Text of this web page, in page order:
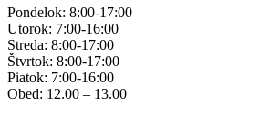
Pondelok: 8:00-17:00
Utorok: 7:00-16:00
Streda: 8:00-17:00
Štvrtok: 8:00-17:00
Piatok: 7:00-16:00
Obed: 12.00 – 13.00